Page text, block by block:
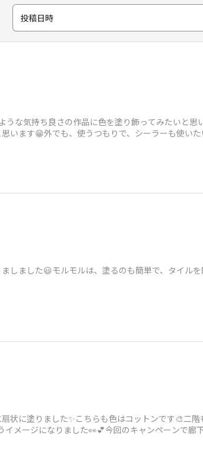
投稿日時
な気持ち良さの作品に色を塗り飾ってみたいと思
います😁外でも、使うつもりで、シーラーも使いた
しました😃モルモルは、塗るのも簡単で、タイル
状に塗りました✨こちらも色はコットンです🎨二
メージになりました👀💕今回のキャンペーンで廊